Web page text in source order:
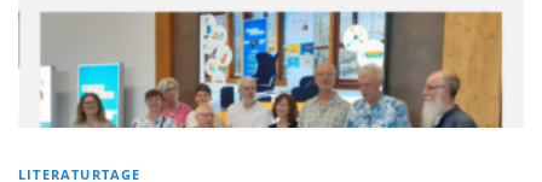
LITERATURTAGE